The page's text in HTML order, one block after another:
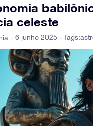
celeste
- 6 junho 2025 - Tags: